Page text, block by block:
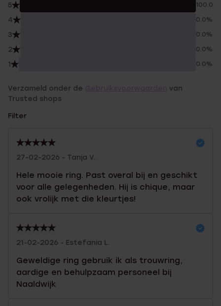
5 100.0%
4 0.0%
3 0.0%
2 0.0%
1 0.0%
Verzameld onder de
van
Trusted shops
Filter
27-02-2026 - Tanja V.
Hele mooie ring. Past overal bij en geschikt
voor alle gelegenheden. Hij is chique, maar
ook vrolijk met die kleurtjes!
21-02-2026 - Estefania L.
Geweldige ring gebruik ik als trouwring,
aardige en behulpzaam personeel bij
Naaldwijk